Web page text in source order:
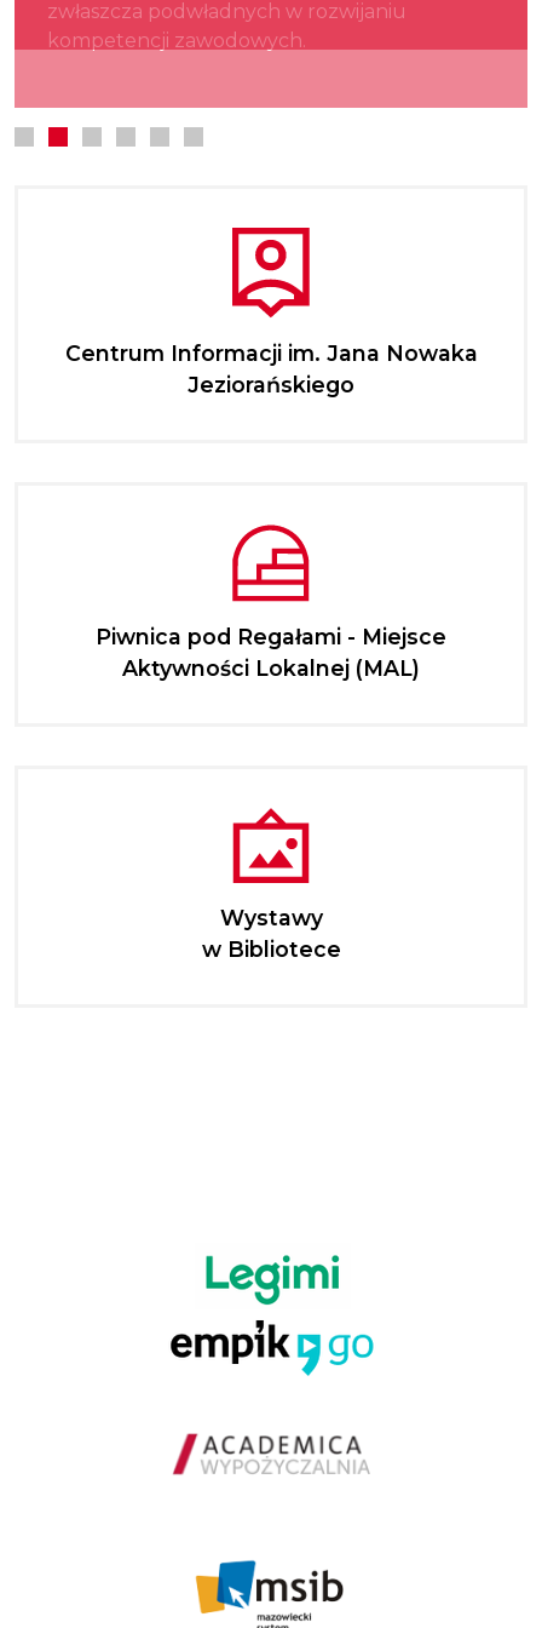
zwłaszcza podwładnych w rozwijaniu
kompetencji zawodowych.
kultury.
najmłodszych.
Centrum Informacji im. Jana Nowaka
Jeziorańskiego
Piwnica pod Regałami - Miejsce
Aktywności Lokalnej (MAL)
Wystawy
w Bibliotece